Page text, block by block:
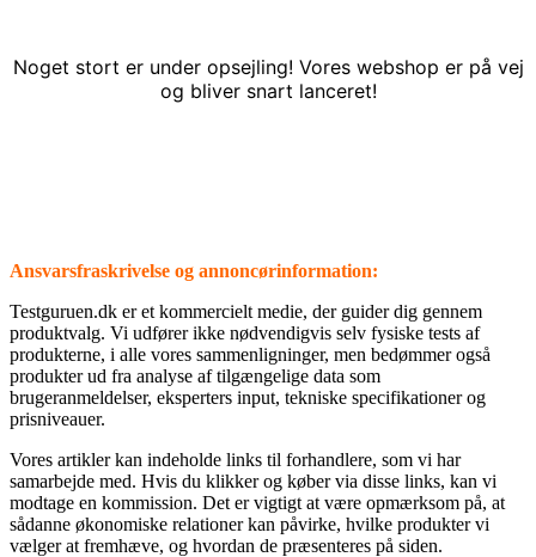
Noget stort er under opsejling! Vores webshop er på vej
og bliver snart lanceret!
Ansvarsfraskrivelse og annoncørinformation:
⁦Testguruen.dk⁩ er et kommercielt medie, der guider dig gennem
produktvalg. Vi udfører ikke nødvendigvis selv fysiske tests af
produkterne, i alle vores sammenligninger, men bedømmer også
produkter ud fra analyse af tilgængelige data som
brugeranmeldelser, eksperters input, tekniske specifikationer og
prisniveauer.
Vores artikler kan indeholde links til forhandlere, som vi har
samarbejde med. Hvis du klikker og køber via disse links, kan vi
modtage en kommission. Det er vigtigt at være opmærksom på, at
sådanne økonomiske relationer kan påvirke, hvilke produkter vi
vælger at fremhæve, og hvordan de præsenteres på siden.